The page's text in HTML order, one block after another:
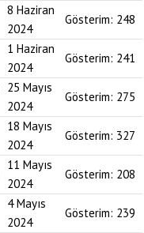
8 Haziran
2024
Gösterim: 248
1 Haziran
2024
Gösterim: 241
25 Mayıs
2024
Gösterim: 275
18 Mayıs
2024
Gösterim: 327
11 Mayıs
2024
Gösterim: 208
4 Mayıs
2024
Gösterim: 239